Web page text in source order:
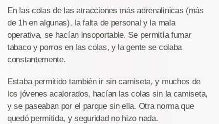
En las colas de las atracciones más adrenalinicas (más
de 1h en algunas), la falta de personal y la mala
operativa, se hacían insoportable. Se permitía fumar
tabaco y porros en las colas, y la gente se colaba
constantemente.
Estaba permitido también ir sin camiseta, y muchos de
los jóvenes acalorados, hacían las colas sin la camiseta,
y se paseaban por el parque sin ella. Otra norma que
quedó permitida, y seguridad no hizo nada.